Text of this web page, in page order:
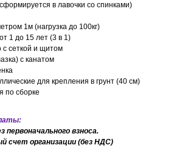
в лавочки со спинками)
1м (нагрузка до 100кг)
1 до 15 лет (3 в 1)
с сеткой и щитом
с канатом
для крепления в грунт (40 см)
по сборке
первоначального взноса.
счет организации (без НДС)